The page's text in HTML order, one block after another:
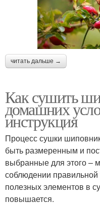
читать дальше →
Как сушить
домашних
инструкция
Процесс сушки
быть размеренным и
выбранные для этого –
соблюдении правильной
полезных элементов в
повышается.